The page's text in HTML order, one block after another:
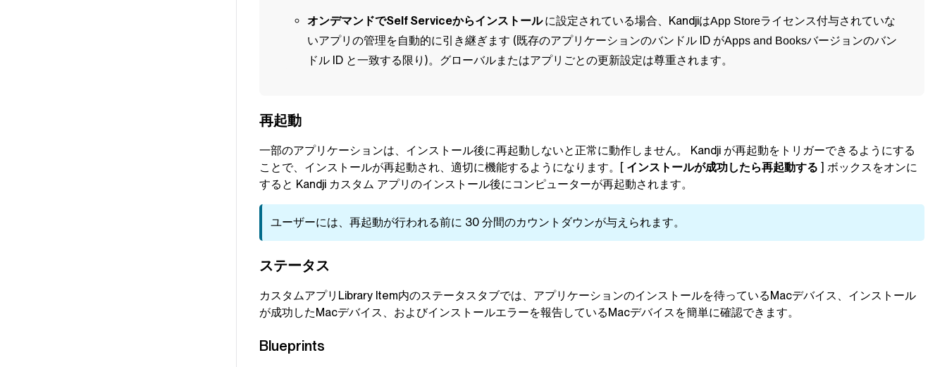
オンデマンドでSelf Serviceからインストールに設定されている場合、KandjiはApp Storeライセンス付与されていな
いアプリの管理を自動的に引き継ぎます (既存のアプリケーションのバンドル ID がApps and Booksバージョンのバン
ドル ID と一致する限り)。グローバルまたはアプリごとの更新設定は尊重されます。
再起動
一部のアプリケーションは、インストール後に再起動しないと正常に動作しません。 Kandji が再起動をトリガーできるようにする
ことで、インストールが再起動され、適切に機能するようになります。[ インストールが成功したら再起動する ] ボックスをオンに
すると Kandji カスタム アプリのインストール後にコンピューターが再起動されます。
ユーザーには、再起動が行われる前に 30 分間のカウントダウンが与えられます。
ステータス
カスタムアプリLibrary Item内のステータスタブでは、アプリケーションのインストールを待っているMacデバイス、インストール
が成功したMacデバイス、およびインストールエラーを報告しているMacデバイスを簡単に確認できます。
Blueprints